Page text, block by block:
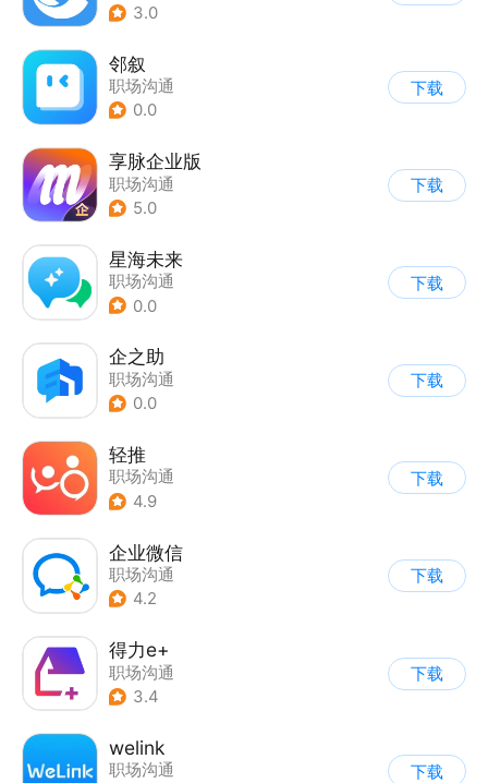
3.0
邻叙
职场沟通
0.0
下载
享脉企业版
职场沟通
5.0
下载
星海未来
职场沟通
0.0
下载
企之助
职场沟通
0.0
下载
轻推
职场沟通
4.9
下载
企业微信
职场沟通
4.2
下载
得力e+
职场沟通
3.4
下载
welink
职场沟通
下载